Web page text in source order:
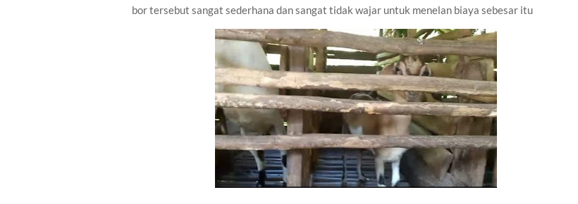
bor tersebut sangat sederhana dan sangat tidak wajar untuk menelan biaya sebesar itu